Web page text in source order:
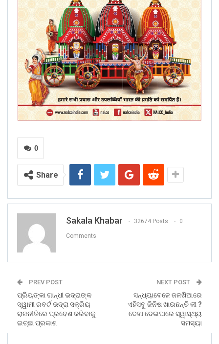
0
Share
Sakala Khabar 32674 Posts 0
Comments
PREV POST
ପ୍ରିୟଙ୍କା ଗାନ୍ଧୀ ଭଦ୍ରାଙ୍କ
ସ୍ୱାମୀ ରବର୍ଟ ଭଦ୍ରା ସକ୍ରିୟ
ରାଜନୀତିରେ ପ୍ରବେଶ କରିବାକୁ
ଇଚ୍ଛା ପ୍ରକାଶ
NEXT POST
ସନ୍ଧ୍ୟାବେଳେ ଜଳଖିଆରେ
ଏହିସବୁ ଜିନିଷ ଖାଉଛନ୍ତି କୀ ?
ଦେଖା ଦେଇପାରେ ସ୍ୱାସ୍ଥ୍ୟ
ସମସ୍ୟା